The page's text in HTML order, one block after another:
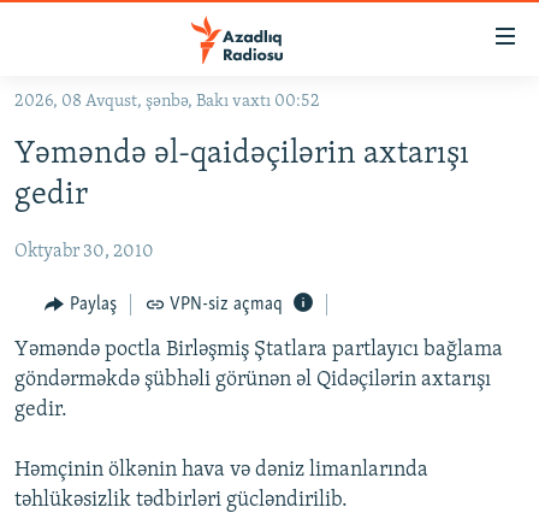
Əsas
qayıt
Əsas
naviqasiyaya
qayıt
KORRUPSIOMETR
#ƏSLINDƏ
FƏRQƏ BAX
QANUNI DOĞRU
ARAŞDIRMA
VIDEO
RADIO ARXIV
2026, 08 Avqust, şənbə, Bakı vaxtı 00:52
Yəməndə əl-qaidəçilərin axtarışı
gedir
Oktyabr 30, 2010
Paylaş VPN-siz açmaq
Yəməndə poctla Birləşmiş Ştatlara partlayıcı bağlama
göndərməkdə şübhəli görünən əl Qidəçilərin axtarışı
gedir.
Həmçinin ölkənin hava və dəniz limanlarında
təhlükəsizlik tədbirləri gücləndirilib.